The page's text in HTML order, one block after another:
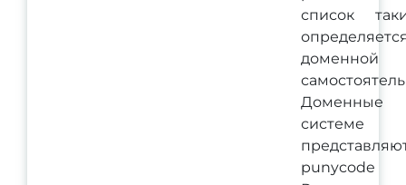
список
доменной
punycode